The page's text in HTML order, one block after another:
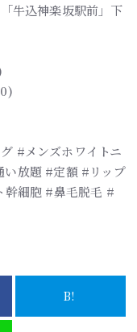
牛込神楽坂駅前」下
#メンズホワイトニ
い放題 #定額 #リップ
幹細胞 #鼻毛脱毛 #
B!